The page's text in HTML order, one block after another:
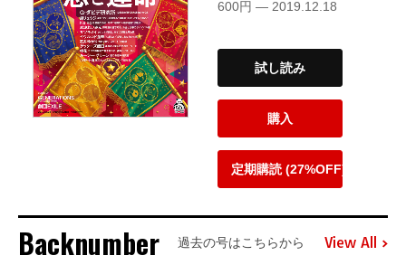
600円 — 2019.12.18
試し読み
購入
定期購読 (27%OFF)
Backnumber 過去の号はこちらから View All